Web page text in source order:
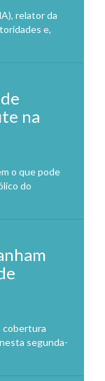
relator da
e,
na
o que pode
do
cobertura
segunda-